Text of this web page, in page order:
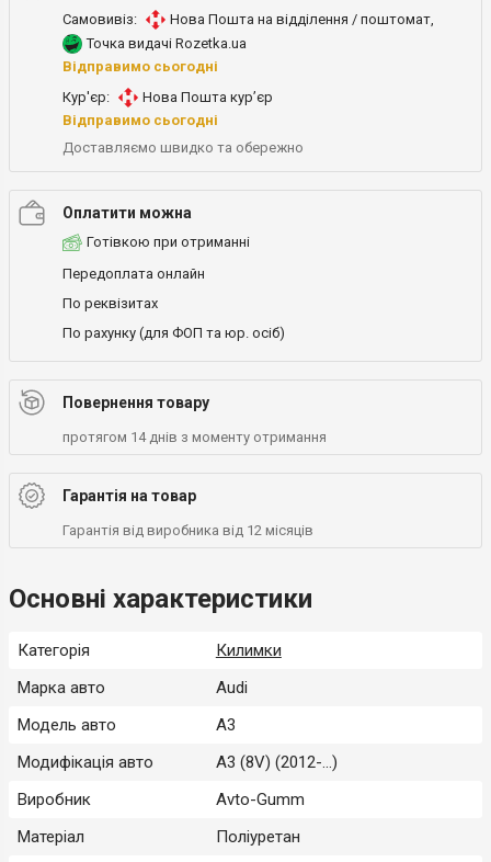
Самовивіз: Нова Пошта на відділення / поштомат,
Точка видачі Rozetka.ua
Відправимо сьогодні
Кур'єр:
Нова Пошта кур’єр
Відправимо сьогодні
Доставляємо швидко та обережно
Оплатити можна
Готівкою при отриманні
Передоплата онлайн
По реквізитах
По рахунку (для ФОП та юр. осіб)
Повернення товару
протягом 14 днів з моменту отримання
Гарантія на товар
Гарантія від виробника від 12 місяців
Основні характеристики
Категорія
Килимки
Марка авто
Audi
Модель авто
A3
Модифікація авто
A3 (8V) (2012-...)
Виробник
Avto-Gumm
Матеріал
Поліуретан